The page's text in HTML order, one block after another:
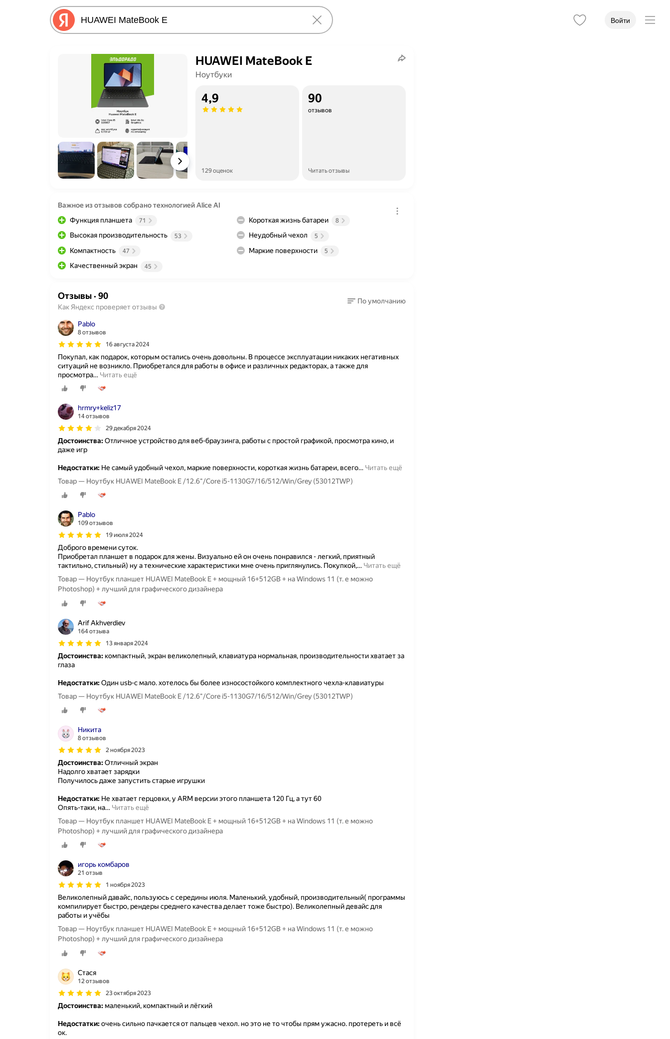
Войти
HUAWEI MateBook E
Ноутбуки
4,9
129 оценок
90
отзывов
Читать отзывы
Важное из отзывов собрано технологией Alice AI
Функция планшета
71
Высокая производительность 53
Компактность 47
Качественный экран 45
Короткая жизнь батареи 8
Неудобный чехол 5
Маркие поверхности 5
Отзывы· 90
Как Яндекс проверяет отзывы
По умолчанию
Pablo
8 отзывов
16 августа 2024
Покупал, как подарок, которым остались очень довольны. В процессе эксплуатации никаких негативных
ситуаций не возникло. Приобретался для работы в офисе и различных редакторах, а также для
просмотра… Читать ещё
hrmry+keliz17
14 отзывов
29 декабря 2024
Достоинства:Отличное устройство для веб-браузинга, работы с простой графикой, просмотра кино, и
даже игр
Недостатки: Не самый удобный чехол, маркие поверхности, короткая жизнь батареи, всего… Читать ещё
Товар — Ноутбук HUAWEI MateBook E /12.6"/Core i5-1130G7/16/512/Win/Grey (53012TWP)
Pablo
109 отзывов
19 июля 2024
Доброго времени суток.
Приобретал планшет в подарок для жены. Визуально ей он очень понравился - легкий, приятный
тактильно, стильный) ну а технические характеристики мне очень приглянулись. Покупкой,… Читать ещё
Товар — Ноутбук планшет HUAWEI MateBook E + мощный 16+512GB + на Windows 11 (т. е можно
Photoshop) + лучший для графического дизайнера
Arif Akhverdiev
164 отзыва
13 января 2024
Достоинства: компактный, экран великолепный, клавиатура нормальная, производительности хватает за
глаза
Недостатки:Один usb-c мало. хотелось бы более износостойкого комплектного чехла-клавиатуры
Товар — Ноутбук HUAWEI MateBook E /12.6"/Core i5-1130G7/16/512/Win/Grey (53012TWP)
Никита
8 отзывов
2 ноября 2023
Достоинства:Отличный экран
Надолго хватает зарядки
Получилось даже запустить старые игрушки
Недостатки: Не хватает герцовки, у ARM версии этого планшета 120 Гц, а тут 60
Опять-таки, на… Читать ещё
Товар — Ноутбук планшет HUAWEI MateBook E + мощный 16+512GB + на Windows 11 (т. е можно
Photoshop) + лучший для графического дизайнера
игорь комбаров
21 отзыв
1 ноября 2023
Великолепный давайс, пользуюсь с середины июля. Маленький, удобный, производительный( программы
компилирует быстро, рендеры среднего качества делает тоже быстро). Великолепный девайс для
работы и учёбы
Товар — Ноутбук планшет HUAWEI MateBook E + мощный 16+512GB + на Windows 11 (т. е можно
Photoshop) + лучший для графического дизайнера
Стася
12 отзывов
23 октября 2023
Достоинства: маленький, компактный и лёгкий
Недостатки:очень сильно пачкается от пальцев чехол. но это не то чтобы прям ужасно. протереть и всё
ок.